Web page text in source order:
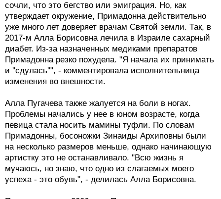
сочли, что это бегство или эмиграция. Но, как
утверждает окружение, Примадонна действительно
уже много лет доверяет врачам Святой земли. Так, в
2017-м Алла Борисовна лечила в Израиле сахарный
диабет. Из-за назначенных медиками препаратов
Примадонна резко похудела. "Я начала их принимать
и ''сдулась''", - комментировала исполнительница
изменения во внешности.
Алла Пугачева также жалуется на боли в ногах.
Проблемы начались у нее в юном возрасте, когда
певица стала носить мамины туфли. По словам
Примадонны, босоножки Зинаиды Архиповны были
на несколько размеров меньше, однако начинающую
артистку это не останавливало. "Всю жизнь я
мучаюсь, но знаю, что одно из слагаемых моего
успеха - это обувь", - делилась Алла Борисовна.